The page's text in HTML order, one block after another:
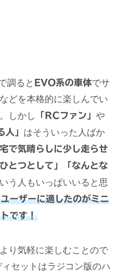
調ると EVO系の車体でサ
どを本格的に楽しんでい
しかし
「RCファン」や
人」 はそういった人ばか
宅で気晴らしに少し走らせ
とつとして」「なんとな
う人もいっぱいいると思
ーザーに適したのがミニ
です！
り気軽に楽しむことので
セットはラジコン版のハ